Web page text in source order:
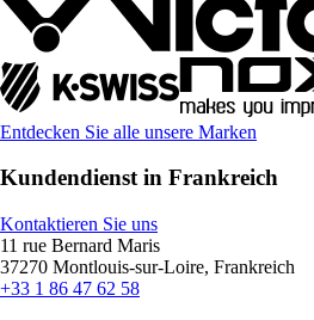
Entdecken Sie alle unsere Marken
Kundendienst in Frankreich
Kontaktieren Sie uns
11 rue Bernard Maris
37270 Montlouis-sur-Loire, Frankreich
+33 1 86 47 62 58